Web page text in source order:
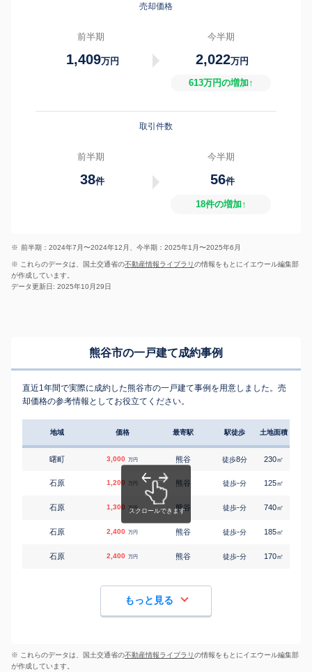
売却価格
前半期
1,409万円
今半期
2,022万円
613万円の増加↑
取引件数
前半期
38件
今半期
56件
18件の増加↑
※ 前半期：2024年7月〜2024年12月、今半期：2025年1月〜2025年6月
※ これらのデータは、国土交通省の不動産情報ライブラリの情報をもとにイエウール編集部
が作成しています。
データ更新日: 2025年10月29日
熊谷市の一戸建て成約事例
直近1年間で実際に成約した熊谷市の一戸建て事例を用意しました。売
却価格の参考情報としてお役立てください。
地域 価格 最寄駅 駅徒歩 土地面積
曙町 3,000 万円 熊谷 徒歩8分 230㎡
石原 1,200 万円 熊谷 徒歩-分 125㎡
石原 1,300 万円 熊谷 徒歩-分 740㎡
石原 2,400 万円 熊谷 徒歩-分 185㎡
石原 2,400 万円 熊谷 徒歩-分 170㎡
もっと見る
※ これらのデータは、国土交通省の不動産情報ライブラリの情報をもとにイエウール編集部
が作成しています。